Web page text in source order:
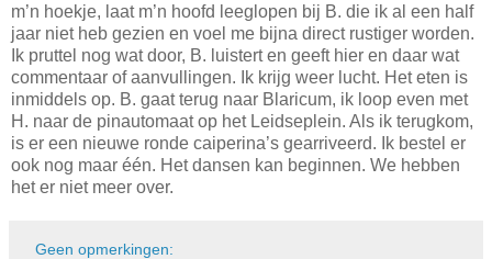
m’n hoekje, laat m’n hoofd leeglopen bij B. die ik al een half
jaar niet heb gezien en voel me bijna direct rustiger worden.
Ik pruttel nog wat door, B. luistert en geeft hier en daar wat
commentaar of aanvullingen. Ik krijg weer lucht. Het eten is
inmiddels op. B. gaat terug naar Blaricum, ik loop even met
H. naar de pinautomaat op het Leidseplein. Als ik terugkom,
is er een nieuwe ronde caiperina’s gearriveerd. Ik bestel er
ook nog maar één. Het dansen kan beginnen. We hebben
het er niet meer over.
Geen opmerkingen: